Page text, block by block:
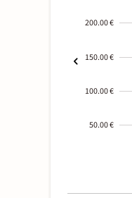
200.00 €
150.00 €
100.00 €
50.00 €
01-02